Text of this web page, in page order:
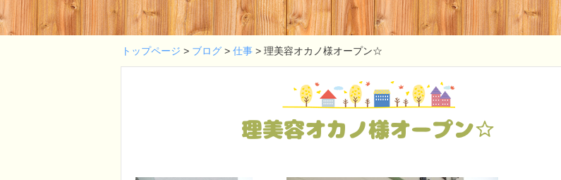
トップページ > ブログ > 仕事 > 理美容オカノ様オープン☆
理美容オカノ様オープン☆